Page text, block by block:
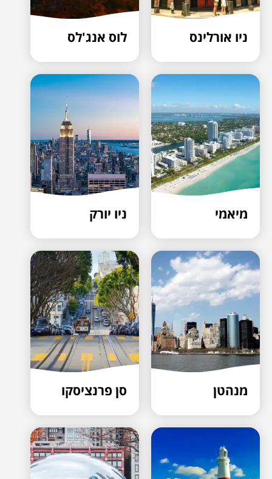
ניו אורלינס לוס אנג'לס
מיאמי ניו יורק
מנהטן סן פרנציסקו